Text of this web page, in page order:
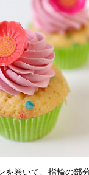
を巻いて、指輪の部